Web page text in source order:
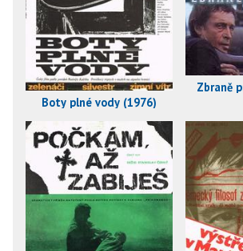
Boty plné vody (1976)